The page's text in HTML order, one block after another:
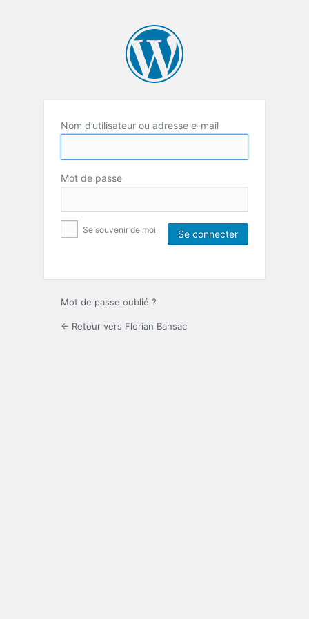
Nom d’utilisateur ou adresse e-mail
Mot de passe
Se souvenir de moi
Mot de passe oublié ?
← Retour vers Florian Bansac